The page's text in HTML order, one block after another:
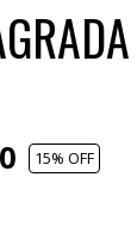
15% OFF